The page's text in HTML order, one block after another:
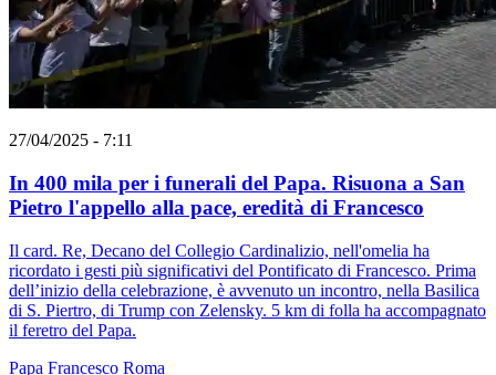
27/04/2025 - 7:11
In 400 mila per i funerali del Papa. Risuona a San
Pietro l'appello alla pace, eredità di Francesco
Il card. Re, Decano del Collegio Cardinalizio, nell'omelia ha
ricordato i gesti più significativi del Pontificato di Francesco. Prima
dell’inizio della celebrazione, è avvenuto un incontro, nella Basilica
di S. Piertro, di Trump con Zelensky. 5 km di folla ha accompagnato
il feretro del Papa.
Papa Francesco Roma